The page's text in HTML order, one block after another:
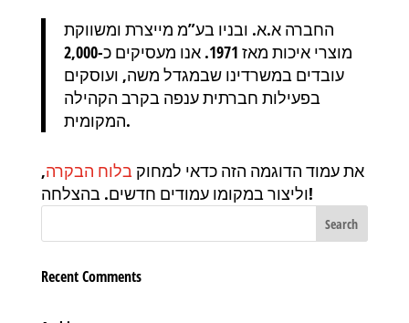
החברה א.א. ובניו בע”מ מייצרת ומשווקת
מוצרי איכות מאז 1971. אנו מעסיקים כ-2,000
עובדים במשרדינו שבמגדל משה, ועוסקים
בפעילות חברתית ענפה בקרב הקהילה
המקומית.
את עמוד הדוגמה הזה כדאי למחוקבלוח הבקרה,
וליצור במקומו עמודים חדשים. בהצלחה!
Recent Comments